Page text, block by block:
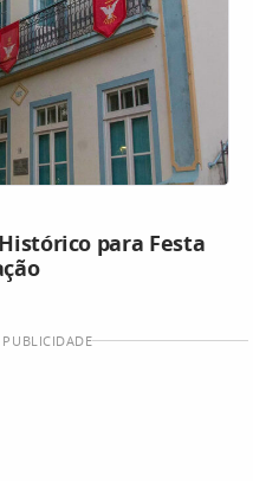
para Festa